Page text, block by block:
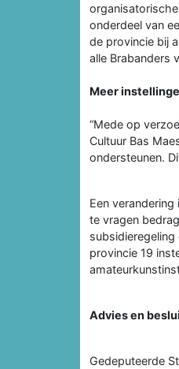
onderdeel van
de provincie bij
alle Brabanders
Meer
“Mede op
Cultuur Bas
ondersteunen.
Een
te vragen
provincie 19
Advies en
Gedeputeerde